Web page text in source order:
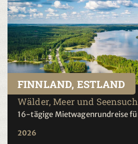
FINNLAND, ESTLAND
Wälder, Meer und
16-tägige Mietwagenrundreise
2026